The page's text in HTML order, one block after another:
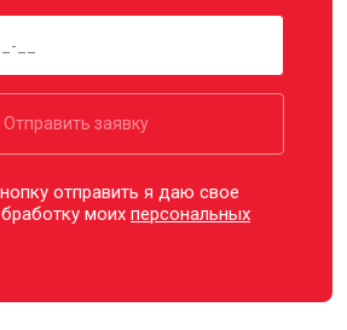
Отправить заявку
отправить я даю свое
моихперсональных